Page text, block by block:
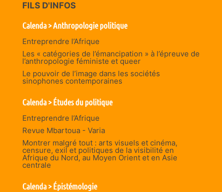
FILS D'INFOS
Calenda > Anthropologie politique
Entreprendre l’Afrique
Les « catégories de l’émancipation » à l’épreuve de
l’anthropologie féministe et queer
Le pouvoir de l’image dans les sociétés
sinophones contemporaines
Calenda > Études du politique
Entreprendre l’Afrique
Revue Mbartoua - Varia
Montrer malgré tout : arts visuels et cinéma,
censure, exil et politiques de la visibilité en
Afrique du Nord, au Moyen Orient et en Asie
centrale
Calenda > Épistémologie